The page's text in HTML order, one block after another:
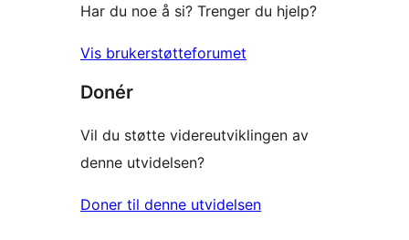
Har du noe å si? Trenger du hjelp?
Vis brukerstøtteforumet
Donér
Vil du støtte videreutviklingen av
denne utvidelsen?
Doner til denne utvidelsen